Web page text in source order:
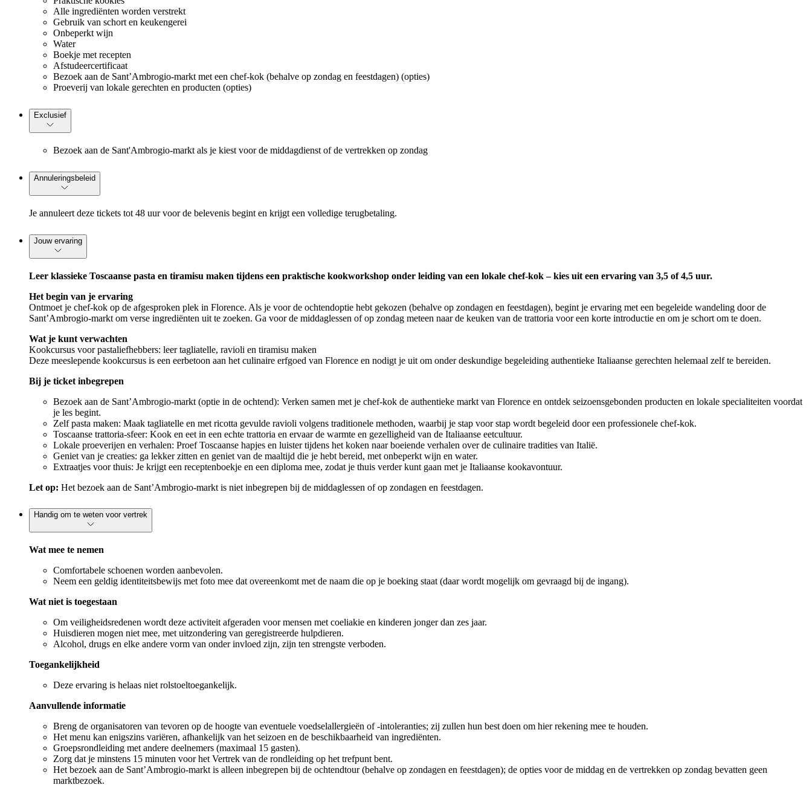
Alle ingrediënten worden verstrekt
Gebruik van schort en keukengerei
Onbeperkt wijn
Water
Boekje met recepten
Afstudeercertificaat
Bezoek aan de Sant’Ambrogio-markt met een chef-kok (behalve op zondag en feestdagen) (opties)
Proeverij van lokale gerechten en producten (opties)
Exclusief
Bezoek aan de Sant'Ambrogio-markt als je kiest voor de middagdienst of de vertrekken op zondag
Annuleringsbeleid
Je annuleert deze tickets tot 48 uur voor de belevenis begint en krijgt een volledige terugbetaling.
Jouw ervaring
Leer klassieke Toscaanse pasta en tiramisu maken tijdens een praktische kookworkshop onder leiding van een lokale chef-kok – kies uit een ervaring van 3,5 of 4,5 uur.
Het begin van je ervaring
Ontmoet je chef-kok op de afgesproken plek in Florence. Als je voor de ochtendoptie hebt gekozen (behalve op zondagen en feestdagen), begint je ervaring met een begeleide wandeling door de
Sant’Ambrogio-markt om verse ingrediënten uit te zoeken. Ga voor de middaglessen of op zondag meteen naar de keuken van de trattoria voor een korte introductie en om je schort om te doen.
Wat je kunt verwachten
Kookcursus voor pastaliefhebbers: leer tagliatelle, ravioli en tiramisu maken
Deze meeslepende kookcursus is een eerbetoon aan het culinaire erfgoed van Florence en nodigt je uit om onder deskundige begeleiding authentieke Italiaanse gerechten helemaal zelf te bereiden.
Bij je ticket inbegrepen
Bezoek aan de Sant’Ambrogio-markt (optie in de ochtend): Verken samen met je chef-kok de authentieke markt van Florence en ontdek seizoensgebonden producten en lokale specialiteiten voordat
je les begint.
Zelf pasta maken: Maak tagliatelle en met ricotta gevulde ravioli volgens traditionele methoden, waarbij je stap voor stap wordt begeleid door een professionele chef-kok.
Toscaanse trattoria-sfeer: Kook en eet in een echte trattoria en ervaar de warmte en gezelligheid van de Italiaanse eetcultuur.
Lokale proeverijen en verhalen: Proef Toscaanse hapjes en luister tijdens het koken naar boeiende verhalen over de culinaire tradities van Italië.
Geniet van je creaties: ga lekker zitten en geniet van de maaltijd die je hebt bereid, met onbeperkt wijn en water.
Extraatjes voor thuis: Je krijgt een receptenboekje en een diploma mee, zodat je thuis verder kunt gaan met je Italiaanse kookavontuur.
Let op: Het bezoek aan de Sant’Ambrogio-markt is niet inbegrepen bij de middaglessen of op zondagen en feestdagen.
Handig om te weten voor vertrek
Wat mee te nemen
Comfortabele schoenen worden aanbevolen.
Neem een geldig identiteitsbewijs met foto mee dat overeenkomt met de naam die op je boeking staat (daar wordt mogelijk om gevraagd bij de ingang).
Wat niet is toegestaan
Om veiligheidsredenen wordt deze activiteit afgeraden voor mensen met coeliakie en kinderen jonger dan zes jaar.
Huisdieren mogen niet mee, met uitzondering van geregistreerde hulpdieren.
Alcohol, drugs en elke andere vorm van onder invloed zijn, zijn ten strengste verboden.
Toegankelijkheid
Deze ervaring is helaas niet rolstoeltoegankelijk.
Aanvullende informatie
Breng de organisatoren van tevoren op de hoogte van eventuele voedselallergieën of -intoleranties; zij zullen hun best doen om hier rekening mee te houden.
Het menu kan enigszins variëren, afhankelijk van het seizoen en de beschikbaarheid van ingrediënten.
Groepsrondleiding met andere deelnemers (maximaal 15 gasten).
Zorg dat je minstens 15 minuten voor het Vertrek van de rondleiding op het trefpunt bent.
Het bezoek aan de Sant’Ambrogio-markt is alleen inbegrepen bij de ochtendtour (behalve op zondagen en feestdagen); de opties voor de middag en de vertrekken op zondag bevatten geen
marktbezoek.